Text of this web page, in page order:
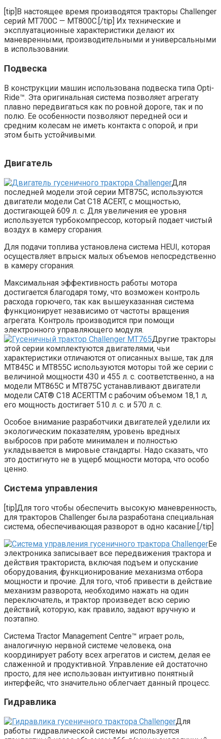
[tip]В настоящее время производятся тракторы Challenger
серий MT700C — MT800C.[/tip] Их технические и
эксплуатационные характеристики делают их
маневренными, производительными и универсальными
в использовании.
Подвеска
В конструкции машин использована подвеска типа Opti-
Ride™. Эта оригинальная система позволяет агрегату
плавно передвигаться как по ровной дороге, так и по
полю. Ее особенности позволяют передней оси и
средним колесам не иметь контакта с опорой, и при
этом быть устойчивыми.
Двигатель
Для
последней модели этой серии MT875C, используются
двигатели модели Cat C18 ACERT, с мощностью,
достигающей 609 л. с. Для увеличения ее уровня
используется турбокомпрессор, который подает чистый
воздух в камеру сгорания.
Для подачи топлива установлена система HEUI, которая
осуществляет впрыск малых объемов непосредственно
в камеру сгорания.
Максимальная эффективность работы мотора
достигается благодаря тому, что возможен контроль
расхода горючего, так как вышеуказанная система
функционирует независимо от частоты вращения
агрегата. Контроль производится при помощи
электронного управляющего модуля.
Другие тракторы
этой серии комплектуются двигателями, чьи
характеристики отличаются от описанных выше, так для
MT845C и MT855C используются моторы той же серии с
величиной мощности 430 и 455 л. с. соответственно, а на
модели MT865C и MT875C устанавливают двигатели
модели CAT® C18 ACERTTM с рабочим объемом 18,1 л,
его мощность достигает 510 л. с. и 570 л. с.
Особое внимание разработчики двигателей уделили их
экологическим показателям, уровень вредных
выбросов при работе минимален и полностью
укладывается в мировые стандарты. Надо сказать, что
это достигнуто не в ущерб мощности мотора, что особо
ценно.
Система управления
[tip]Для того чтобы обеспечить высокую маневренность,
для тракторов Challenger была разработана специальная
система, обеспечивающая разворот в одно касание.[/tip]
Ее
электроника записывает все передвижения трактора и
действия тракториста, включая подъем и опускание
оборудования, функционирование механизма отбора
мощности и прочие. Для того, чтоб привести в действие
механизм разворота, необходимо нажать на один
переключатель, и трактор произведет всю серию
действий, которую, как правило, задают вручную и
поэтапно.
Система Tractor Management Centre™ играет роль,
аналогичную нервной системе человека, она
координирует работу всех агрегатов и систем, делая ее
слаженной и продуктивной. Управление ей достаточно
просто, для нее использован интуитивно понятный
интерфейс, что значительно облегчает данный процесс.
Гидравлика
Для
работы гидравлической системы используется